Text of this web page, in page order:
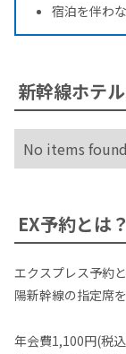
宿泊を伴わ
新幹線ホテ
No items
EX予約とは？
エクスプレス予約
陽新幹線の指定席
年会費1,100円(税